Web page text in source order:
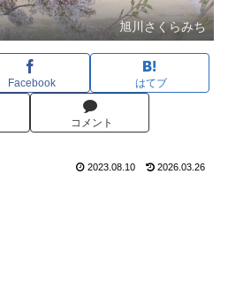
旭川さくらみち
Facebook はてブ
コメント
2023.08.10 2026.03.26